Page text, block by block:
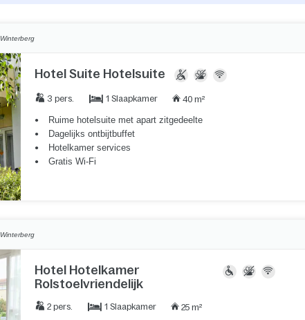
Winterberg
Hotel Suite Hotelsuite
3 pers. 1 Slaapkamer 40 m²
Ruime hotelsuite met apart zitgedeelte
Dagelijks ontbijtbuffet
Hotelkamer services
Gratis Wi-Fi
Winterberg
Hotel Hotelkamer
Rolstoelvriendelijk
2 pers. 1 Slaapkamer 25 m²